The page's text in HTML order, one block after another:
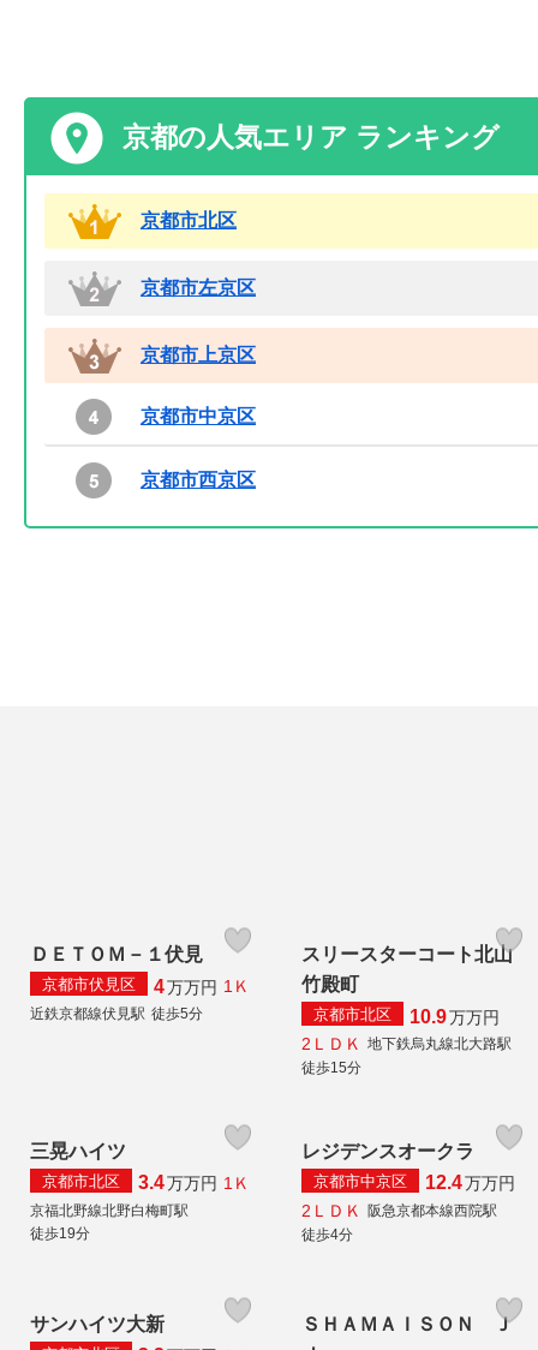
京都の人気エリア ランキング
京都市北区
京都市左京区
京都市上京区
京都市中京区
京都市西京区
ＤＥＴＯＭ－１伏見
京都市伏見区 4万万円 1Ｋ
近鉄京都線伏見駅 徒歩5分
スリースターコート北山
竹殿町
京都市北区 10.9万万円
2ＬＤＫ
地下鉄烏丸線北大路駅
徒歩15分
三晃ハイツ
京都市北区 3.4万万円 1Ｋ
京福北野線北野白梅町駅
徒歩19分
レジデンスオークラ
京都市中京区 12.4万万円
2ＬＤＫ
阪急京都本線西院駅
徒歩4分
サンハイツ大新
ＳＨＡＭＡＩＳＯＮ Ｊ